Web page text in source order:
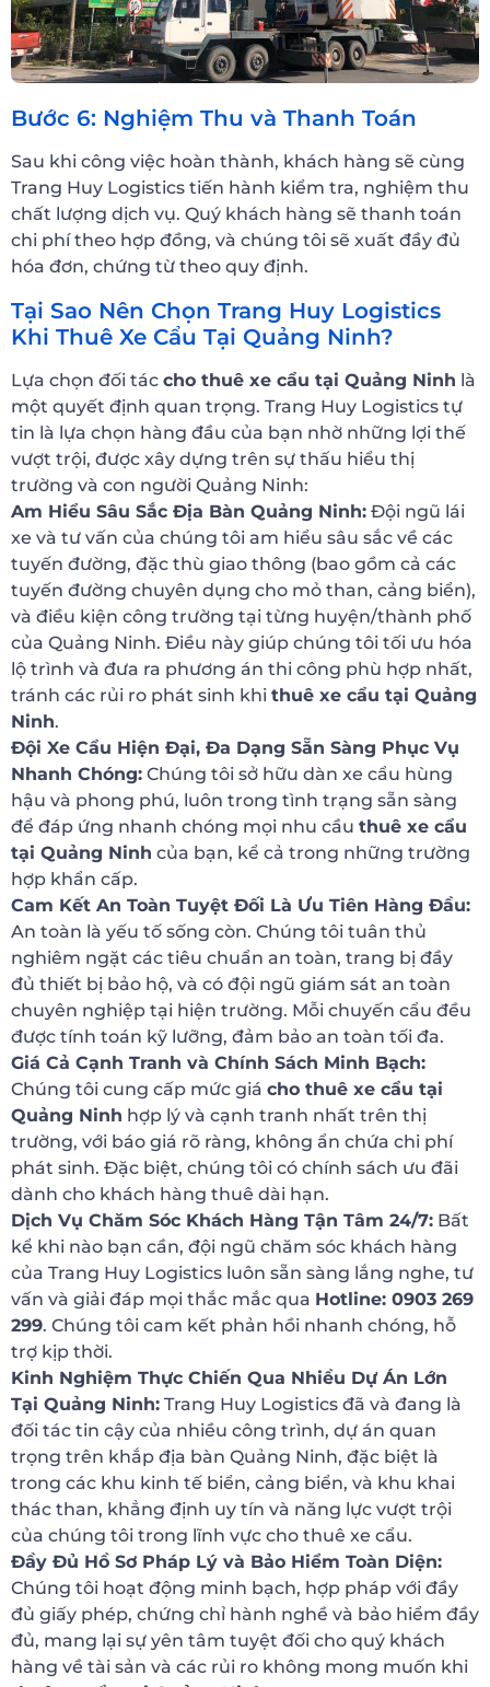
Bước 6: Nghiệm Thu và Thanh Toán
Sau khi công việc hoàn thành, khách hàng sẽ cùng
Trang Huy Logistics tiến hành kiểm tra, nghiệm thu
chất lượng dịch vụ. Quý khách hàng sẽ thanh toán
chi phí theo hợp đồng, và chúng tôi sẽ xuất đầy đủ
hóa đơn, chứng từ theo quy định.
Tại Sao Nên Chọn Trang Huy Logistics
Khi Thuê Xe Cẩu Tại Quảng Ninh?
Lựa chọn đối tác cho thuê xe cẩu tại Quảng Ninh là
một quyết định quan trọng. Trang Huy Logistics tự
tin là lựa chọn hàng đầu của bạn nhờ những lợi thế
vượt trội, được xây dựng trên sự thấu hiểu thị
trường và con người Quảng Ninh:
Am Hiểu Sâu Sắc Địa Bàn Quảng Ninh: Đội ngũ lái
xe và tư vấn của chúng tôi am hiểu sâu sắc về các
tuyến đường, đặc thù giao thông (bao gồm cả các
tuyến đường chuyên dụng cho mỏ than, cảng biển),
và điều kiện công trường tại từng huyện/thành phố
của Quảng Ninh. Điều này giúp chúng tôi tối ưu hóa
lộ trình và đưa ra phương án thi công phù hợp nhất,
tránh các rủi ro phát sinh khi thuê xe cẩu tại Quảng
Ninh.
Đội Xe Cẩu Hiện Đại, Đa Dạng Sẵn Sàng Phục Vụ
Nhanh Chóng: Chúng tôi sở hữu dàn xe cẩu hùng
hậu và phong phú, luôn trong tình trạng sẵn sàng
để đáp ứng nhanh chóng mọi nhu cầu thuê xe cẩu
tại Quảng Ninh của bạn, kể cả trong những trường
hợp khẩn cấp.
Cam Kết An Toàn Tuyệt Đối Là Ưu Tiên Hàng Đầu:
An toàn là yếu tố sống còn. Chúng tôi tuân thủ
nghiêm ngặt các tiêu chuẩn an toàn, trang bị đầy
đủ thiết bị bảo hộ, và có đội ngũ giám sát an toàn
chuyên nghiệp tại hiện trường. Mỗi chuyến cẩu đều
được tính toán kỹ lưỡng, đảm bảo an toàn tối đa.
Giá Cả Cạnh Tranh và Chính Sách Minh Bạch:
Chúng tôi cung cấp mức giá cho thuê xe cẩu tại
Quảng Ninh hợp lý và cạnh tranh nhất trên thị
trường, với báo giá rõ ràng, không ẩn chứa chi phí
phát sinh. Đặc biệt, chúng tôi có chính sách ưu đãi
dành cho khách hàng thuê dài hạn.
Dịch Vụ Chăm Sóc Khách Hàng Tận Tâm 24/7: Bất
kể khi nào bạn cần, đội ngũ chăm sóc khách hàng
của Trang Huy Logistics luôn sẵn sàng lắng nghe, tư
vấn và giải đáp mọi thắc mắc qua Hotline: 0903 269
299. Chúng tôi cam kết phản hồi nhanh chóng, hỗ
trợ kịp thời.
Kinh Nghiệm Thực Chiến Qua Nhiều Dự Án Lớn
Tại Quảng Ninh: Trang Huy Logistics đã và đang là
đối tác tin cậy của nhiều công trình, dự án quan
trọng trên khắp địa bàn Quảng Ninh, đặc biệt là
trong các khu kinh tế biển, cảng biển, và khu khai
thác than, khẳng định uy tín và năng lực vượt trội
của chúng tôi trong lĩnh vực cho thuê xe cẩu.
Đầy Đủ Hồ Sơ Pháp Lý và Bảo Hiểm Toàn Diện:
Chúng tôi hoạt động minh bạch, hợp pháp với đầy
đủ giấy phép, chứng chỉ hành nghề và bảo hiểm đầy
đủ, mang lại sự yên tâm tuyệt đối cho quý khách
hàng về tài sản và các rủi ro không mong muốn khi